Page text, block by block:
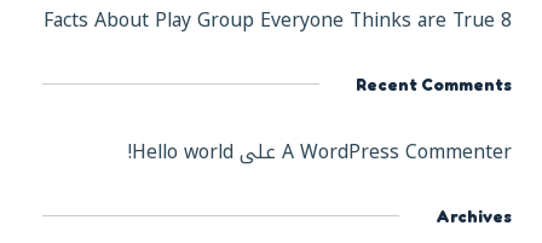
8 Facts About Play Group Everyone Thinks are True
Recent Comments
A WordPress Commenter علىHello world!
Archives